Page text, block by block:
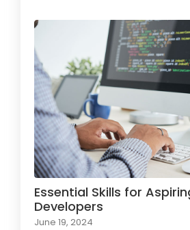
Essential Skills for
Developers
June 19, 2024